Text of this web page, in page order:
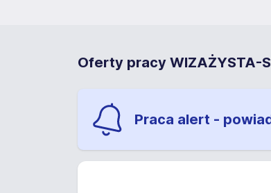
Oferty pracy WIZAŻYSTA-
Praca alert -